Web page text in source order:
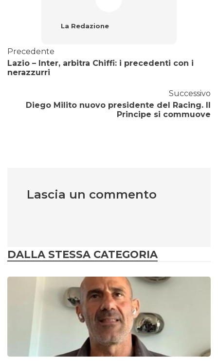
La Redazione
Precedente
Lazio – Inter, arbitra Chiffi: i precedenti con i
nerazzurri
Successivo
Diego Milito nuovo presidente del Racing. Il
Principe si commuove
Lascia un commento
DALLA STESSA CATEGORIA